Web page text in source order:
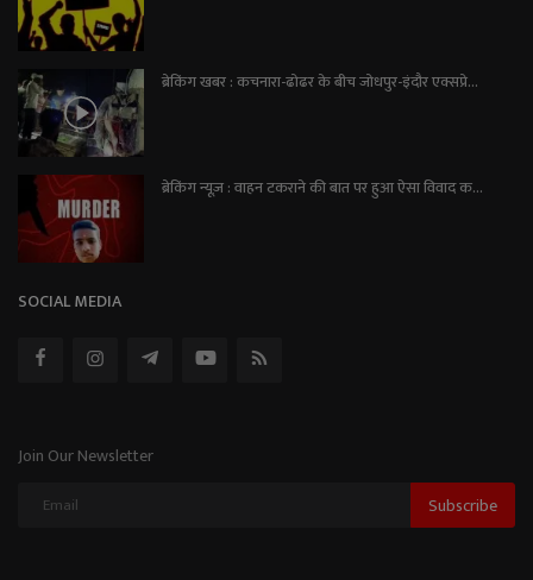
ब्रेकिंग खबर : कचनारा-ढोढर के बीच जोधपुर-इंदौर एक्सप्रे...
ब्रेकिंग न्यूज़ : वाहन टकराने की बात पर हुआ ऐसा विवाद क...
SOCIAL MEDIA
Join Our Newsletter
Subscribe